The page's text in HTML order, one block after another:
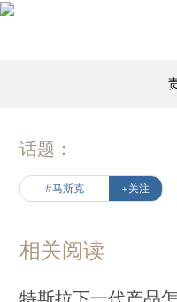
话题：
#马斯克 +关注
相关阅读